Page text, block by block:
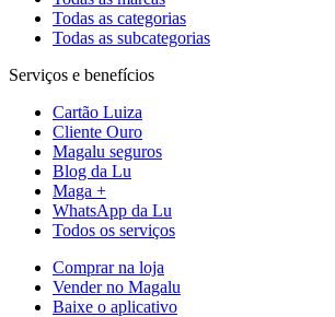
Todas as categorias
Todas as subcategorias
Serviços e benefícios
Cartão Luiza
Cliente Ouro
Magalu seguros
Blog da Lu
Maga +
WhatsApp da Lu
Todos os serviços
Comprar na loja
Vender no Magalu
Baixe o aplicativo